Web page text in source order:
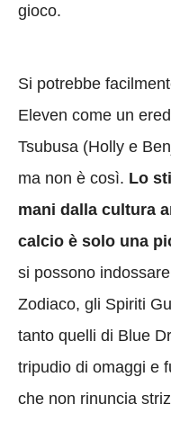
gioco.
Si potrebbe
Eleven come un
Tsubusa (Holly e
ma non è così. Lo
mani dalla cultura
calcio è solo una
si possono
Zodiaco, gli Spiriti
tanto quelli di Blue
tripudio di omaggi e
che non rinuncia